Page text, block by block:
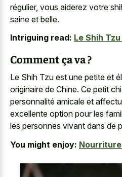
régulier, vous aiderez votre
saine et belle.
Intriguing read: Le Shih
Comment ça va ?
Le Shih Tzu est une petite et
originaire de Chine. Ce petit
personnalité amicale et
excellente option pour les
les personnes vivant dans de
You might enjoy: Nourriture